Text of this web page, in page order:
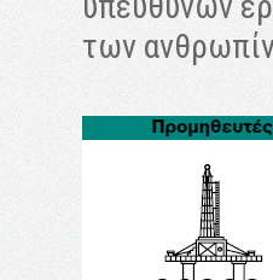
των